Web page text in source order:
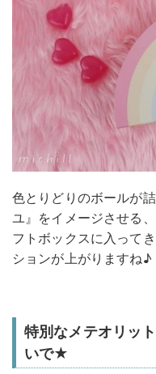
色とりどりのボールが
ユ』をイメージさせる
フトボックスに入って
ションが上がりますね♪
特別なメテオリッ
いで★